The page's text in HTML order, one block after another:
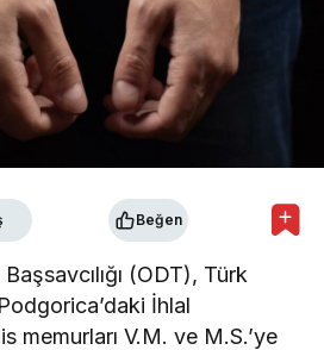
Beğen
(ODT), Türk
İhlal
memurları V.M. ve M.S.’ye